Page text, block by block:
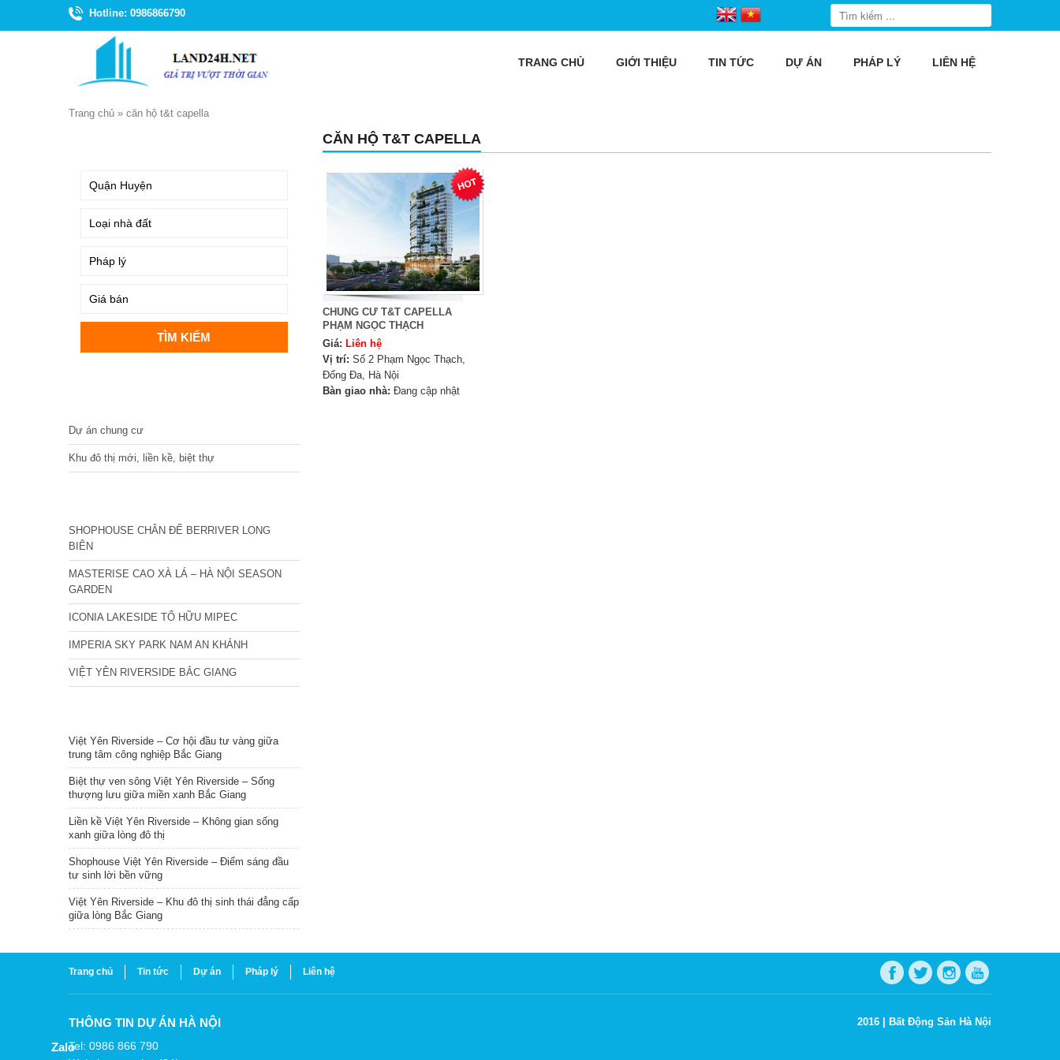
Hotline: 0986866790
TRANG CHỦ GIỚI THIỆU TIN TỨC DỰ ÁN PHÁP LÝ LIÊN HỆ
Trang chủ » căn hộ t&t capella
CĂN HỘ T&T CAPELLA
CHUNG CƯ T&T CAPELLA
PHẠM NGỌC THẠCH
Giá: Liên hệ
Vị trí: Số 2 Phạm Ngọc Thạch,
Đống Đa, Hà Nội
Bàn giao nhà: Đang cập nhật
Dự án chung cư
Khu đô thị mới, liền kề, biệt thự
SHOPHOUSE CHÂN ĐẾ BERRIVER LONG
BIÊN
MASTERISE CAO XÀ LÁ – HÀ NỘI SEASON
GARDEN
ICONIA LAKESIDE TỐ HỮU MIPEC
IMPERIA SKY PARK NAM AN KHÁNH
VIỆT YÊN RIVERSIDE BẮC GIANG
Việt Yên Riverside – Cơ hội đầu tư vàng giữa
trung tâm công nghiệp Bắc Giang
Biệt thự ven sông Việt Yên Riverside – Sống
thượng lưu giữa miền xanh Bắc Giang
Liền kề Việt Yên Riverside – Không gian sống
xanh giữa lòng đô thị
Shophouse Việt Yên Riverside – Điểm sáng đầu
tư sinh lời bền vững
Việt Yên Riverside – Khu đô thị sinh thái đẳng cấp
giữa lòng Bắc Giang
Trang chủ Tin tức Dự án Pháp lý Liên hệ
THÔNG TIN DỰ ÁN HÀ NỘI
Tel: 0986 866 790
2016 | Bất Động Sản Hà Nội
Zalo